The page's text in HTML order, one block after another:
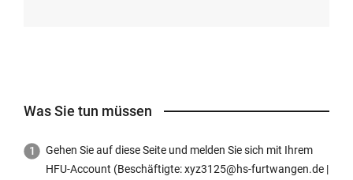
Was Sie tun müssen
Gehen Sie auf diese Seite und melden Sie sich mit Ihrem
HFU-Account (Beschäftigte: xyz3125@hs-furtwangen.de |